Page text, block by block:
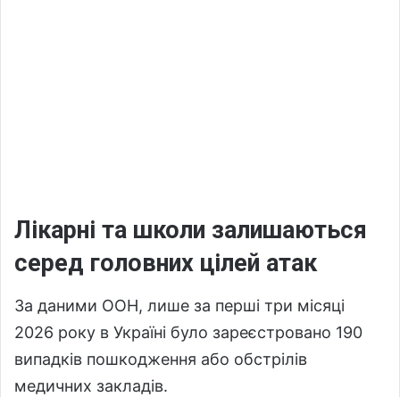
Лікарні та школи залишаються
серед головних цілей атак
За даними ООН, лише за перші три місяці
2026 року в Україні було зареєстровано 190
випадків пошкодження або обстрілів
медичних закладів.